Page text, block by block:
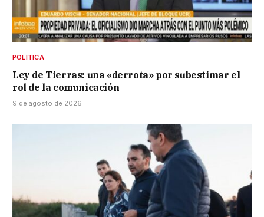
POLÍTICA
Ley de Tierras: una «derrota» por subestimar el
rol de la comunicación
9 de agosto de 2026